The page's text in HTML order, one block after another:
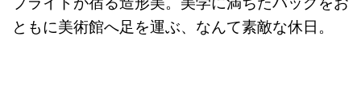
ともに美術館へ足を運ぶ、なんて素敵な休日。